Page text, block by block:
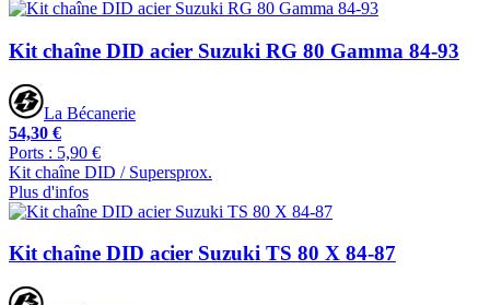
Kit chaîne DID acier Suzuki RG 80 Gamma 84-93
La Bécanerie
54,30 €
Ports : 5,90 €
Kit chaîne DID / Supersprox.
Plus d'infos
Kit chaîne DID acier Suzuki TS 80 X 84-87